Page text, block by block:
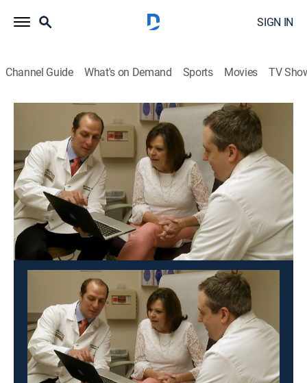
SIGN IN
Channel Guide What's on Demand Sports Movies TV
Vida y Salud: Centro Médico
Vida y Salud: Centro Médico
Shop DIRECTV
Sign in to Watch